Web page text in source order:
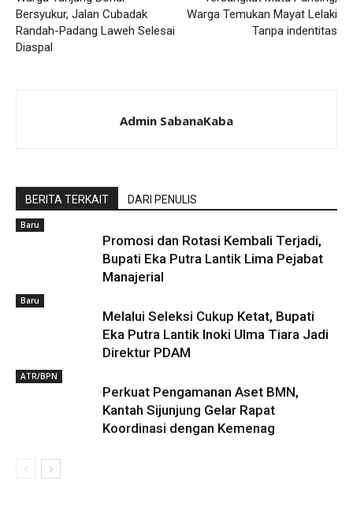
Bersyukur, Jalan Cubadak
Randah-Padang Laweh Selesai
Diaspal
Warga Temukan Mayat Lelaki
Tanpa indentitas
Admin SabanaKaba
BERITA TERKAIT DARI PENULIS
Baru
Promosi dan Rotasi Kembali Terjadi,
Bupati Eka Putra Lantik Lima Pejabat
Manajerial
Baru
Melalui Seleksi Cukup Ketat, Bupati
Eka Putra Lantik Inoki Ulma Tiara Jadi
Direktur PDAM
ATR/BPN
Perkuat Pengamanan Aset BMN,
Kantah Sijunjung Gelar Rapat
Koordinasi dengan Kemenag